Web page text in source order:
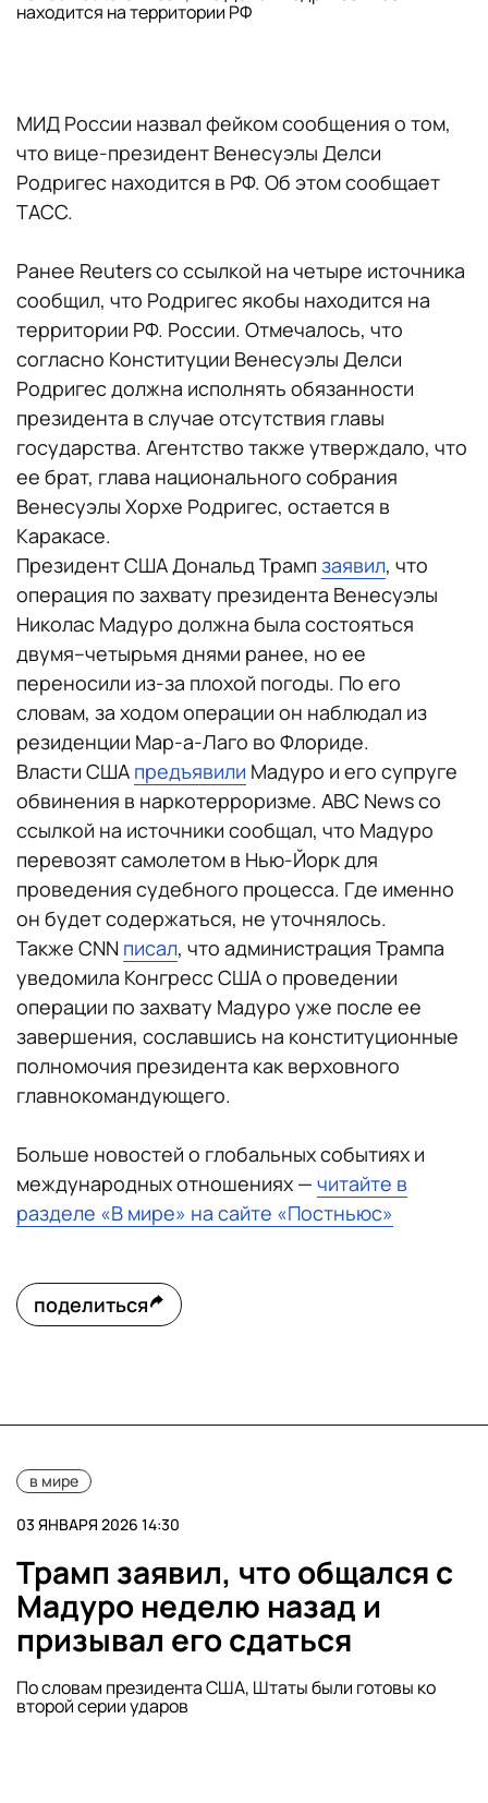
находится на территории РФ
МИД России назвал фейком сообщения о том,
что вице-президент Венесуэлы Делси
Родригес находится в РФ. Об этом сообщает
ТАСС.
Ранее Reuters со ссылкой на четыре источника
сообщил, что Родригес якобы находится на
территории РФ. России. Отмечалось, что
согласно Конституции Венесуэлы Делси
Родригес должна исполнять обязанности
президента в случае отсутствия главы
государства. Агентство также утверждало, что
ее брат, глава национального собрания
Венесуэлы Хорхе Родригес, остается в
Каракасе.
Президент США Дональд Трамп заявил, что
операция по захвату президента Венесуэлы
Николас Мадуро должна была состояться
двумя–четырьмя днями ранее, но ее
переносили из-за плохой погоды. По его
словам, за ходом операции он наблюдал из
резиденции Мар-а-Лаго во Флориде.
Власти США предъявили Мадуро и его супруге
обвинения в наркотерроризме. ABC News со
ссылкой на источники сообщал, что Мадуро
перевозят самолетом в Нью-Йорк для
проведения судебного процесса. Где именно
он будет содержаться, не уточнялось.
Также CNN писал, что администрация Трампа
уведомила Конгресс США о проведении
операции по захвату Мадуро уже после ее
завершения, сославшись на конституционные
полномочия президента как верховного
главнокомандующего.
Больше новостей о глобальных событиях и
международных отношениях — читайте в
разделе «В мире» на сайте «Постньюс»
поделиться
в мире
03 ЯНВАРЯ 2026 14:30
Трамп заявил, что общался с
Мадуро неделю назад и
призывал его сдаться
По словам президента США, Штаты были готовы ко
второй серии ударов